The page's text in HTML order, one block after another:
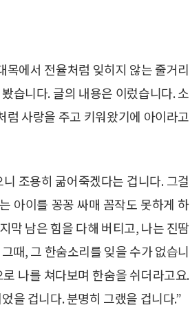
에서 전율처럼 잊히지 않는 줄거리
습니다. 글의 내용은 이렀습니다. 소
사랑을 주고 키워왔기에 아이라고
조용히 굶어죽겠다는 겁니다. 그걸
아이를 꽁꽁 싸매 꼼작도 못하게 하
막 남은 힘을 다해 버티고, 나는 진땀
때, 그 한숨소리를 잊을 수가 없습니
나를 쳐다보며 한숨을 쉬더라고요.
을 겁니다. 분명히 그랬을 겁니다.”